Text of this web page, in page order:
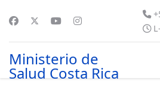
Ministerio de
Salud Costa Rica